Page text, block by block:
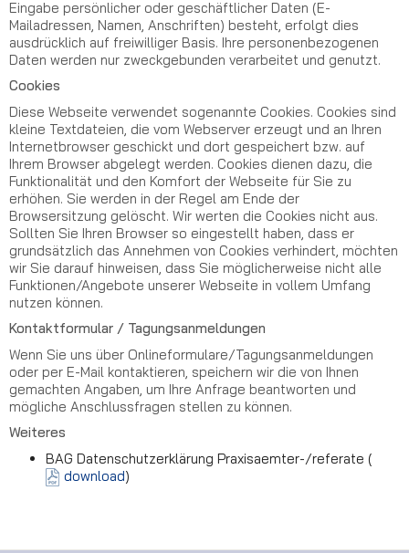
Eingabe persönlicher oder geschäftlicher Daten (E-
Mailadressen, Namen, Anschriften) besteht, erfolgt dies
ausdrücklich auf freiwilliger Basis. Ihre personenbezogenen
Daten werden nur zweckgebunden verarbeitet und genutzt.
Cookies
Diese Webseite verwendet sogenannte Cookies. Cookies sind
kleine Textdateien, die vom Webserver erzeugt und an Ihren
Internetbrowser geschickt und dort gespeichert bzw. auf
Ihrem Browser abgelegt werden. Cookies dienen dazu, die
Funktionalität und den Komfort der Webseite für Sie zu
erhöhen. Sie werden in der Regel am Ende der
Browsersitzung gelöscht. Wir werten die Cookies nicht aus.
Sollten Sie Ihren Browser so eingestellt haben, dass er
grundsätzlich das Annehmen von Cookies verhindert, möchten
wir Sie darauf hinweisen, dass Sie möglicherweise nicht alle
Funktionen/Angebote unserer Webseite in vollem Umfang
nutzen können.
Kontaktformular / Tagungsanmeldungen
Wenn Sie uns über Onlineformulare/Tagungsanmeldungen
oder per E-Mail kontaktieren, speichern wir die von Ihnen
gemachten Angaben, um Ihre Anfrage beantworten und
mögliche Anschlussfragen stellen zu können.
Weiteres
BAG Datenschutzerklärung Praxisaemter-/referate (
download)